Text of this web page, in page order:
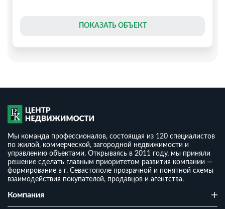
ПОКАЗАТЬ ОБЪЕКТ
Дом 130 м² на участке 4 сотки СТ
15 180 000
Мы команда профессионалов, состоящая из 120 специалистов
по жилой, коммерческой, загородной недвижимости и
управлению объектами. Открываясь в 2011 году, мы приняли
решение сделать главным приоритетом развития компании —
формирование в г. Севастополе прозрачной и понятной схемы
взаимодействия покупателей, продавцов и агентства.
Компания